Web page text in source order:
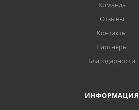
Команда
Отзывы
Контакты
Партнеры
Благодарности
ИНФОРМАЦИЯ